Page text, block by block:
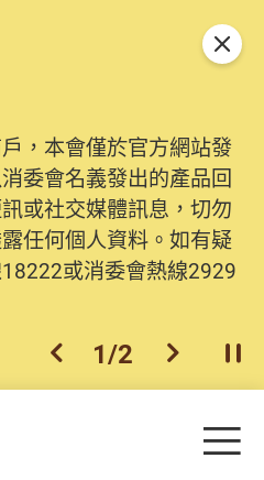
，本會僅於官方網站發
委會名義發出的產品回
或社交媒體訊息，切勿
任何個人資料。如有疑
或消委會熱線2929
上一個
1/2 下一個開
關閉
目